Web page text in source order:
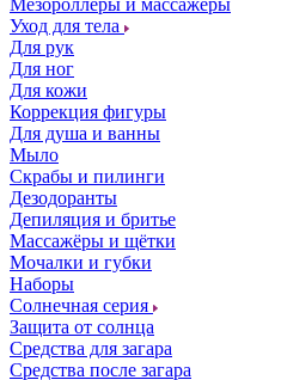
Мезороллеры и массажеры
Уход для тела
Для рук
Для ног
Для кожи
Коррекция фигуры
Для душа и ванны
Мыло
Скрабы и пилинги
Дезодоранты
Депиляция и бритье
Массажёры и щётки
Мочалки и губки
Наборы
Солнечная серия
Защита от солнца
Средства для загара
Средства после загара